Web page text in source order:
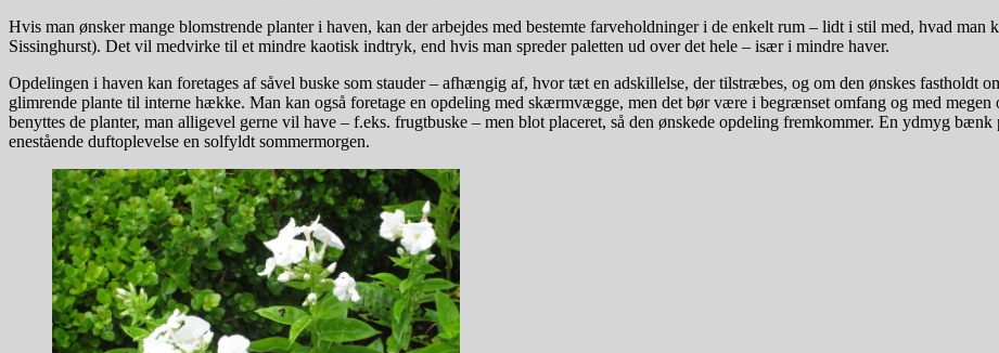
Hvis man ønsker mange blomstrende planter i haven, kan der arbejdes med bestemte farveholdninger i de enkelt rum – lidt i stil med, hvad man
Sissinghurst). Det vil medvirke til et mindre kaotisk indtryk, end hvis man spreder paletten ud over det hele – især i mindre haver.
Opdelingen i haven kan foretages af såvel buske som stauder – afhængig af, hvor tæt en adskillelse, der tilstræbes, og om den ønskes fastholdt
glimrende plante til interne hække. Man kan også foretage en opdeling med skærmvægge, men det bør være i begrænset omfang og med
benyttes de planter, man alligevel gerne vil have – f.eks. frugtbuske – men blot placeret, så den ønskede opdeling fremkommer. En ydmyg
enestående duftoplevelse en solfyldt sommermorgen.